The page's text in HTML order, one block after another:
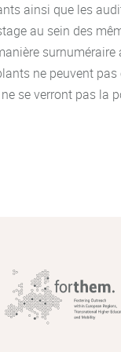
ainsi que les
au sein des
ne peuvent
se verront pas la